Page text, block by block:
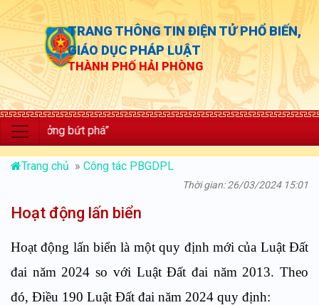
TRANG THÔNG TIN ĐIỆN TỬ PHỔ BIẾN,
GIÁO DỤC PHÁP LUẬT
THÀNH PHỐ HẢI PHÒNG
bứt phá”
Trang chủ » Công tác PBGDPL
Thời gian: 26/03/2024 15:01
Hoạt động lấn biển
Hoạt động lấn biển là một quy định mới của Luật Đất
đai năm 2024 so với Luật Đất đai năm 2013. Theo
đó, Điều 190 Luật Đất đai năm 2024 quy định: